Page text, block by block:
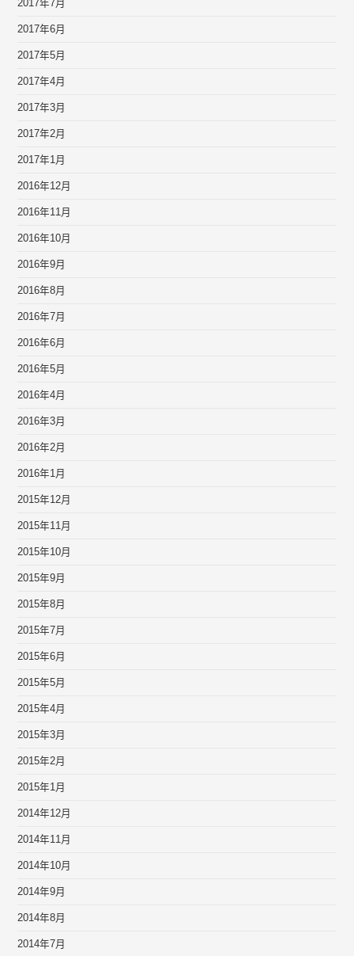
2017年7月
2017年6月
2017年5月
2017年4月
2017年3月
2017年2月
2017年1月
2016年12月
2016年11月
2016年10月
2016年9月
2016年8月
2016年7月
2016年6月
2016年5月
2016年4月
2016年3月
2016年2月
2016年1月
2015年12月
2015年11月
2015年10月
2015年9月
2015年8月
2015年7月
2015年6月
2015年5月
2015年4月
2015年3月
2015年2月
2015年1月
2014年12月
2014年11月
2014年10月
2014年9月
2014年8月
2014年7月